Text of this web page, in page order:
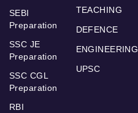
SEBI
Preparation
SSC JE
Preparation
SSC CGL
Preparation
RBI
TEACHING
DEFENCE
ENGINEERING
UPSC